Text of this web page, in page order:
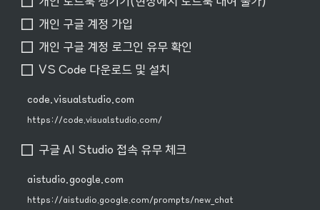
개인 구글 계정 가입
개인 구글 계정 로그인 유무 확인
VS Code 다운로드 및 설치
code.visualstudio.com
https://code.visualstudio.com/
구글 AI Studio 접속 유무 체크
aistudio.google.com
https://aistudio.google.com/prompts/new_chat